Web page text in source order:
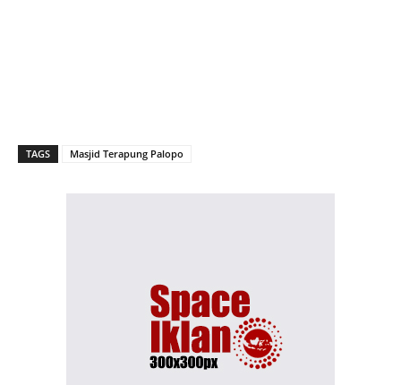
TAGS Masjid Terapung Palopo